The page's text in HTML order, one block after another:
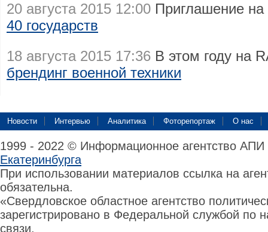
20 августа 2015 12:00 Приглашение
40 государств
18 августа 2015 17:36 В этом году на
брендинг военной техники
Новости Интервью Аналитика Фоторепортаж О нас
1999 - 2022 © Информационное агентство
Екатеринбурга
При использовании материалов ссылка на
обязательна.
«Свердловское областное агентство
зарегистрировано в Федеральной службой по
связи,